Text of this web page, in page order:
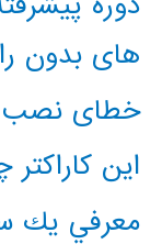
های بدون
خطای نصب
این کاراکتر
معرفي يك